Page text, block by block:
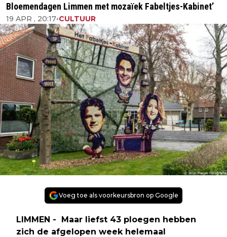
Bloemendagen Limmen met mozaïek Fabeltjes-Kabinet’
19 APR , 20:17•CULTUUR
Voeg toe als voorkeursbron op Google
LIMMEN - Maar liefst 43 ploegen hebben
zich de afgelopen week helemaal